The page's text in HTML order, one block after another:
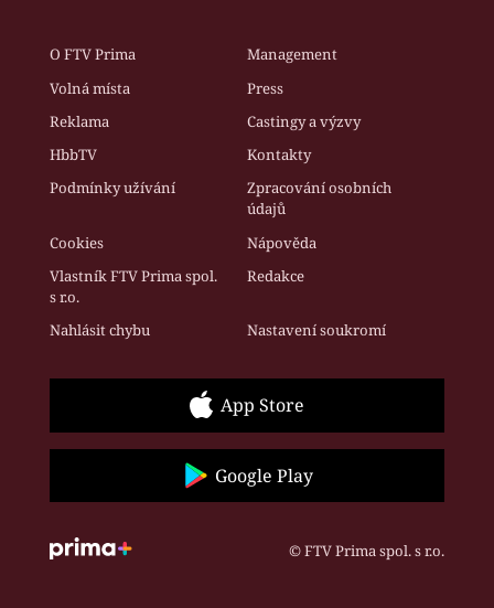
O FTV Prima
Management
Volná místa
Press
Reklama
Castingy a výzvy
HbbTV
Kontakty
Podmínky užívání
Zpracování osobních
údajů
Cookies
Nápověda
Vlastník FTV Prima spol.
s r.o.
Redakce
Nahlásit chybu Nastavení soukromí
App Store
Google Play
© FTV Prima spol. s r.o.